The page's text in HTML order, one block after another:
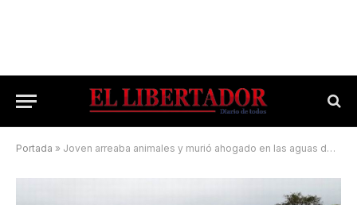
Portada » Joven arreaba animales y murió ahogado en las aguas del río Corriente